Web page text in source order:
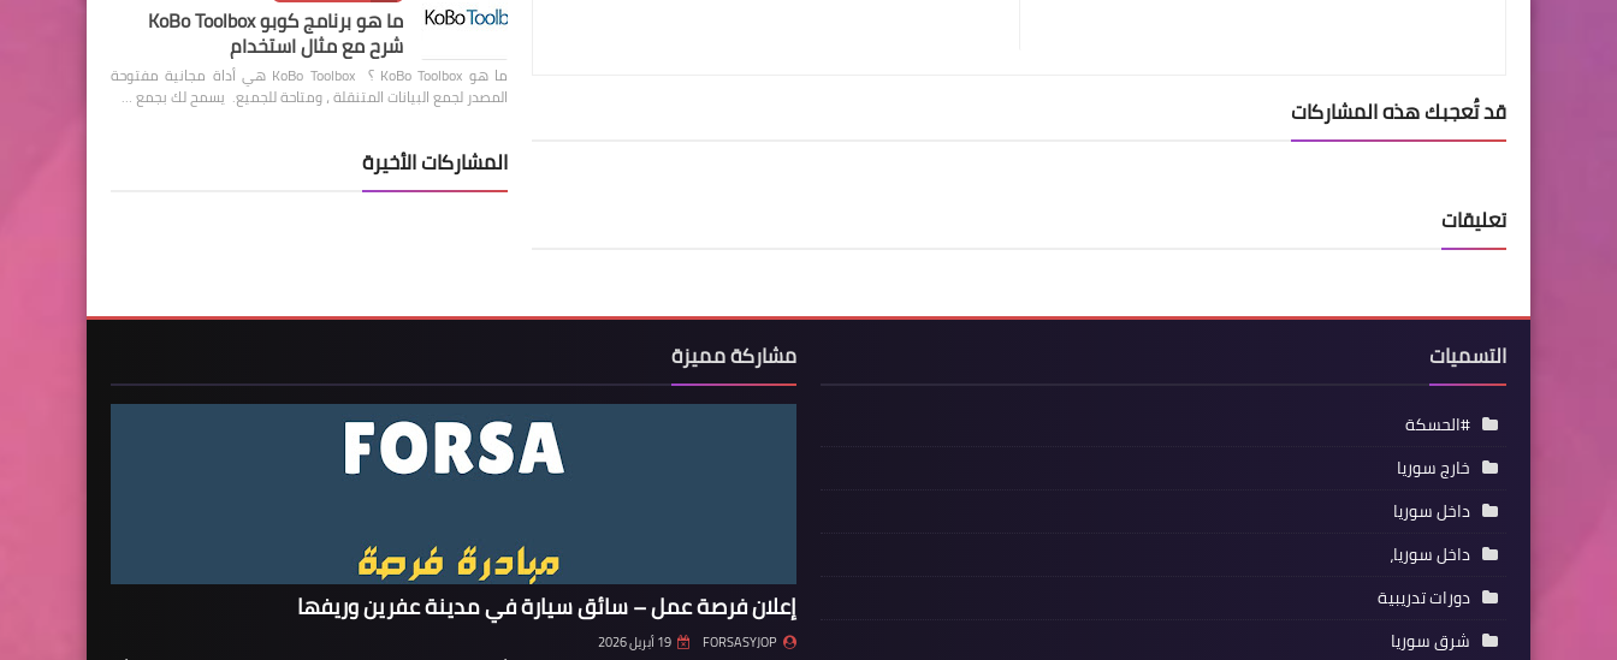
قد تُعجبك هذه المشاركات
تعليقات
ما هو برنامج كوبو KoBo Toolbox
شرح مع مثال استخدام
ما هو KoBo Toolbox ؟ KoBo Toolbox هي أداة مجانية مفتوحة
المصدر لجمع البيانات المتنقلة ، ومتاحة للجميع. يسمح لك بجمع …
المشاركات الأخيرة
التسميات
#الحسكة
خارج سوريا
داخل سوريا
داخل سوريا،
دورات تدريبية
شرق سوريا
مشاركة مميزة
إعلان فرصة عمل – سائق سيارة في مدينة عفرين وريفها
FORSASYJOP 19 أبريل 2026